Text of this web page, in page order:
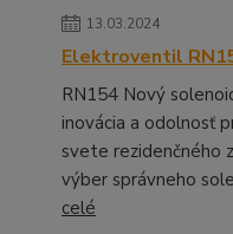
13.03.2024
Elektroventil
RN154 Nový
inovácia a odolnosť
svete rezidenčného
výber správneho
celé